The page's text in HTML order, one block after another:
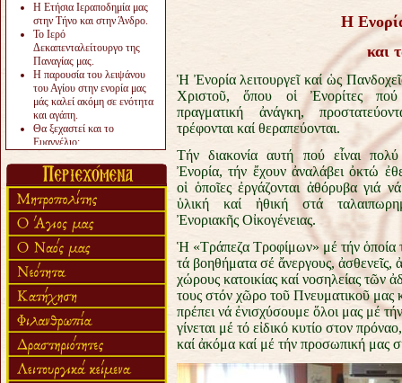
Η Ετήσια Ιεραποδημία μας
στην Τήνο και στην Άνδρο.
Το Ιερό
Δεκαπενταλείτουργο της
Παναγίας μας.
Η παρουσία του λειψάνου
του Αγίου στην ενορία μας
μάς καλεί ακόμη σε ενότητα
και αγάπη.
Θα ξεχαστεί και το
Ευαγγέλιο;
«πολύ αργά».
Ζητείται....
Η
και
Ἡ Ἐνορία λειτουργεῖ καί ὡς
Χριστοῦ, ὅπου οἱ Ἐνορίτες πού
πραγματική ἀνάγκη,
τρέφονται καί θεραπεύονται.
Τήν διακονία αυτή πού εἶναι
Ἐνορία, τήν ἔχουν ἀναλάβει ὀκτώ
οἱ ὁποῖες ἐργάζονται ἀθόρυβα γιά
ὑλική καί ἠθική στά
Ἐνοριακῆς Οἰκογένειας.
Ἡ «Τράπεζα Τροφίμων» μέ τήν ὁποία
τά βοηθήματα σέ ἄνεργους, ἀσθενεῖς,
χώρους κατοικίας καί νοσηλείας
τους στόν χῶρο τοῦ Πνευματικοῦ μας
πρέπει νά ἐνισχύσουμε ὅλοι μας μέ
γίνεται μέ τό εἰδικό κυτίο στον
καί ἀκόμα καί μέ τήν προσωπική μας